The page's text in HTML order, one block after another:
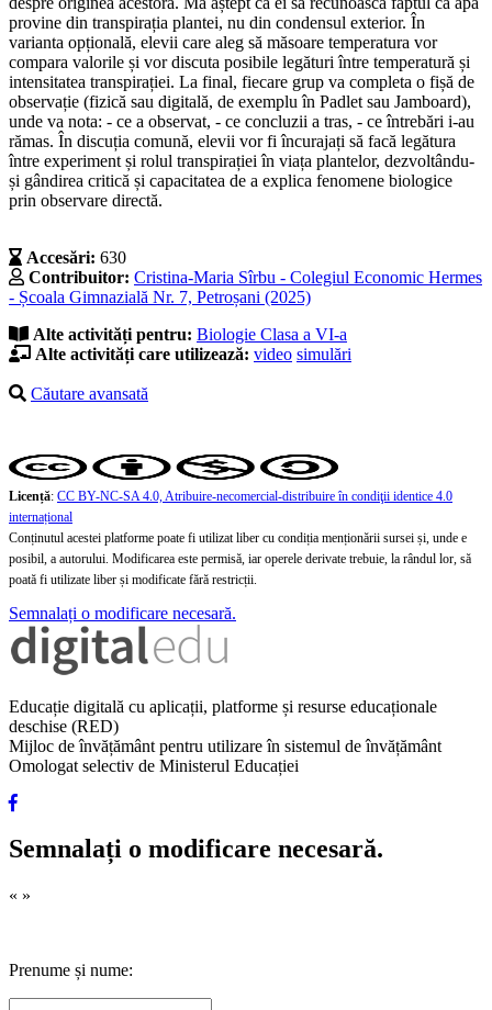
provine din transpirația plantei, nu din condensul exterior. În
varianta opțională, elevii care aleg să măsoare temperatura vor
compara valorile și vor discuta posibile legături între temperatură și
intensitatea transpirației. La final, fiecare grup va completa o fișă de
observație (fizică sau digitală, de exemplu în Padlet sau Jamboard),
unde va nota: - ce a observat, - ce concluzii a tras, - ce întrebări i-au
rămas. În discuția comună, elevii vor fi încurajați să facă legătura
între experiment și rolul transpirației în viața plantelor, dezvoltându-
și gândirea critică și capacitatea de a explica fenomene biologice
prin observare directă.
Accesări: 630
Contribuitor: Cristina-Maria Sîrbu - Colegiul Economic Hermes
- Școala Gimnazială Nr. 7, Petroșani (2025)
Alte activități pentru: Biologie Clasa a VI-a
Alte activități care utilizează: video simulări
Căutare avansată
Licență: CC BY-NC-SA 4.0, Atribuire-necomercial-distribuire în condiţii identice 4.0
internațional
Conținutul acestei platforme poate fi utilizat liber cu condiția menționării sursei și, unde e
posibil, a autorului. Modificarea este permisă, iar operele derivate trebuie, la rândul lor, să
poată fi utilizate liber și modificate fără restricții.
Semnalați o modificare necesară.
Educație digitală cu aplicații, platforme și resurse educaționale
deschise (RED)
Mijloc de învățământ pentru utilizare în sistemul de învățământ
Omologat selectiv de Ministerul Educației
Semnalați o modificare necesară.
« »
Prenume și nume: